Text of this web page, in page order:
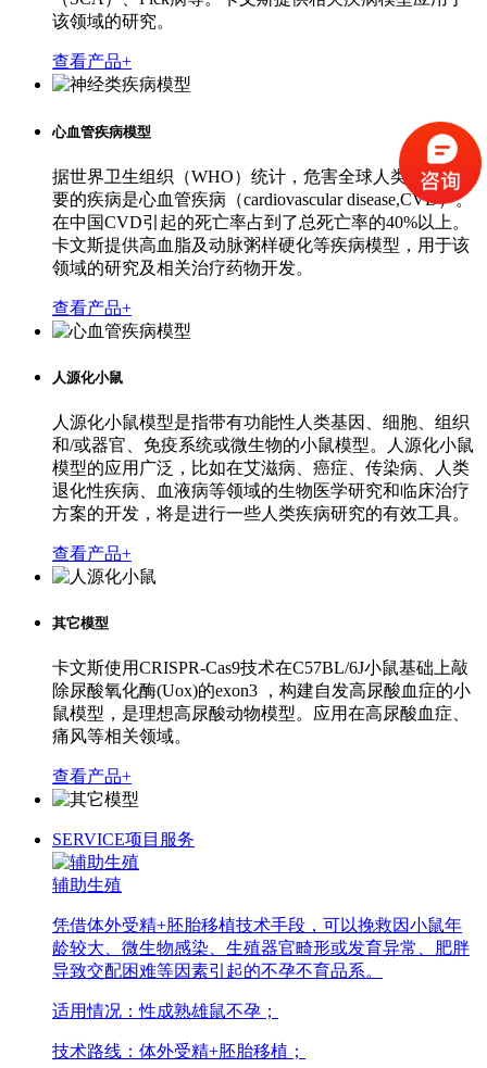
该领域的研究。
查看产品+
心血管疾病模型
据世界卫生组织（WHO）统计，危害全球人类健康最主
要的疾病是心血管疾病（cardiovascular disease,CVD）。
在中国CVD引起的死亡率占到了总死亡率的40%以上。
卡文斯提供高血脂及动脉粥样硬化等疾病模型，用于该
领域的研究及相关治疗药物开发。
查看产品+
人源化小鼠
人源化小鼠模型是指带有功能性人类基因、细胞、组织
和/或器官、免疫系统或微生物的小鼠模型。人源化小鼠
模型的应用广泛，比如在艾滋病、癌症、传染病、人类
退化性疾病、血液病等领域的生物医学研究和临床治疗
方案的开发，将是进行一些人类疾病研究的有效工具。
查看产品+
其它模型
卡文斯使用CRISPR-Cas9技术在C57BL/6J小鼠基础上敲
除尿酸氧化酶(Uox)的exon3 ，构建自发高尿酸血症的小
鼠模型，是理想高尿酸动物模型。应用在高尿酸血症、
痛风等相关领域。
查看产品+
SERVICE项目服务
辅助生殖
凭借体外受精+胚胎移植技术手段，可以挽救因小鼠年
龄较大、微生物感染、生殖器官畸形或发育异常、肥胖
导致交配困难等因素引起的不孕不育品系。
适用情况：性成熟雄鼠不孕；
技术路线：体外受精+胚胎移植；